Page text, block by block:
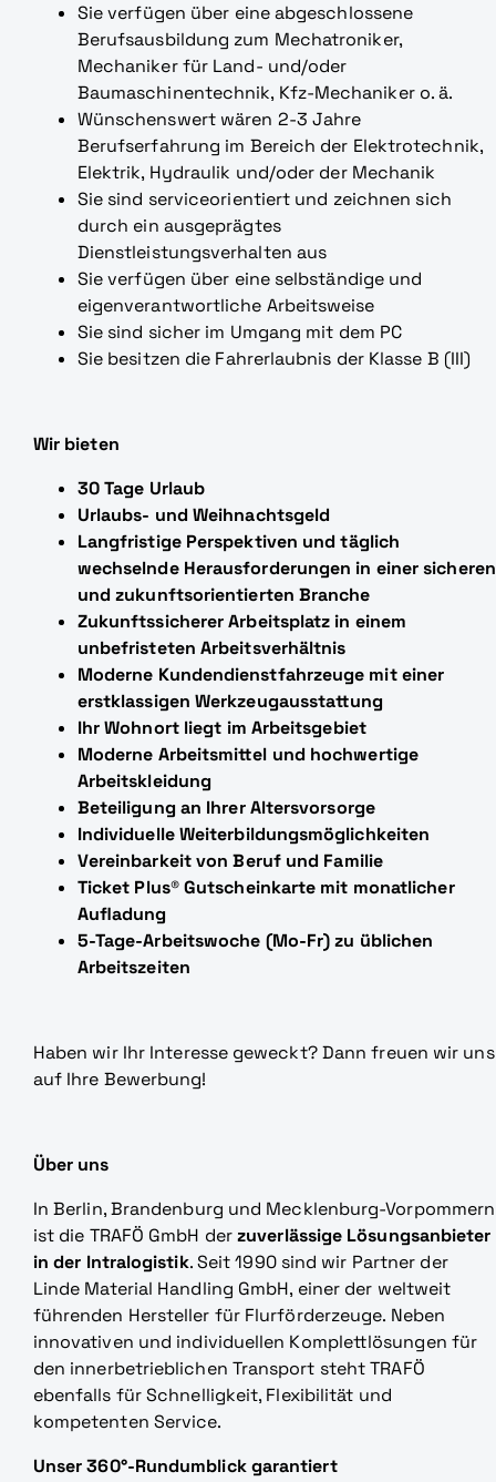
Sie verfügen über eine abgeschlossene
Berufsausbildung zum Mechatroniker,
Mechaniker für Land- und/oder
Baumaschinentechnik, Kfz-Mechaniker o. ä.
Wünschenswert wären 2-3 Jahre
Berufserfahrung im Bereich der Elektrotechnik,
Elektrik, Hydraulik und/oder der Mechanik
Sie sind serviceorientiert und zeichnen sich
durch ein ausgeprägtes
Dienstleistungsverhalten aus
Sie verfügen über eine selbständige und
eigenverantwortliche Arbeitsweise
Sie sind sicher im Umgang mit dem PC
Sie besitzen die Fahrerlaubnis der Klasse B (III)
Wir bieten
30 Tage Urlaub
Urlaubs- und Weihnachtsgeld
Langfristige Perspektiven und täglich
wechselnde Herausforderungen in einer sicheren
und zukunftsorientierten Branche
Zukunftssicherer Arbeitsplatz in einem
unbefristeten Arbeitsverhältnis
Moderne Kundendienstfahrzeuge mit einer
erstklassigen Werkzeugausstattung
Ihr Wohnort liegt im Arbeitsgebiet
Moderne Arbeitsmittel und hochwertige
Arbeitskleidung
Beteiligung an Ihrer Altersvorsorge
Individuelle Weiterbildungsmöglichkeiten
Vereinbarkeit von Beruf und Familie
Ticket Plus® Gutscheinkarte mit monatlicher
Aufladung
5-Tage-Arbeitswoche (Mo-Fr) zu üblichen
Arbeitszeiten
Haben wir Ihr Interesse geweckt? Dann freuen wir uns
auf Ihre Bewerbung!
Über uns
In Berlin, Brandenburg und Mecklenburg-Vorpommern
ist die TRAFÖ GmbH derzuverlässige Lösungsanbieter
in der Intralogistik. Seit 1990 sind wir Partner der
Linde Material Handling GmbH, einer der weltweit
führenden Hersteller für Flurförderzeuge. Neben
innovativen und individuellen Komplettlösungen für
den innerbetrieblichen Transport steht TRAFÖ
ebenfalls für Schnelligkeit, Flexibilität und
kompetenten Service.
Unser 360°-Rundumblick garantiert